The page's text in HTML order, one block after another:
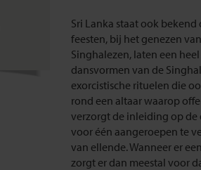
Sri Lanka staat ook
feesten, bij het genezen
Singhalezen, laten een
dansvormen van de
exorcistische rituelen die
rond een altaar waarop
verzorgt de inleiding op de
voor één aangeroepen te
van ellende. Wanneer er
zorgt er dan meestal voor